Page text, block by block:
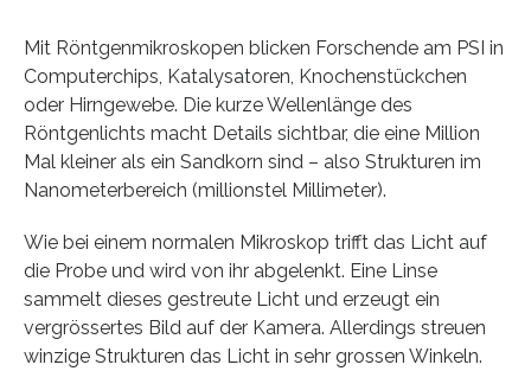
Mit Röntgenmikroskopen blicken Forschende am PSI in
Computerchips, Katalysatoren, Knochenstückchen
oder Hirngewebe. Die kurze Wellenlänge des
Röntgenlichts macht Details sichtbar, die eine Million
Mal kleiner als ein Sandkorn sind – also Strukturen im
Nanometerbereich (millionstel Millimeter).
Wie bei einem normalen Mikroskop trifft das Licht auf
die Probe und wird von ihr abgelenkt. Eine Linse
sammelt dieses gestreute Licht und erzeugt ein
vergrössertes Bild auf der Kamera. Allerdings streuen
winzige Strukturen das Licht in sehr grossen Winkeln.